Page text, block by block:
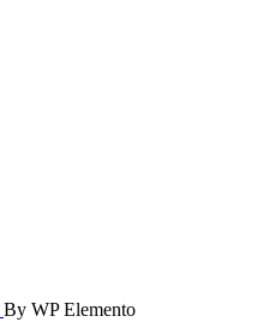
By WP Elemento